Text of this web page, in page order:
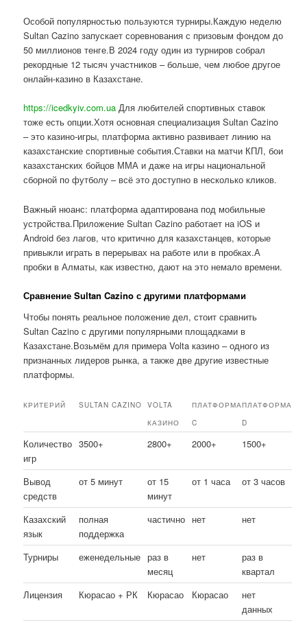
Особой популярностью пользуются турниры.Каждую неделю
Sultan Cazino запускает соревнования с призовым фондом до
50 миллионов тенге.В 2024 году один из турниров собрал
рекордные 12 тысяч участников – больше, чем любое другое
онлайн-казино в Казахстане.
https://icedkyiv.com.ua Для любителей спортивных ставок
тоже есть опции.Хотя основная специализация Sultan Cazino
– это казино-игры, платформа активно развивает линию на
казахстанские спортивные события.Ставки на матчи КПЛ, бои
казахстанских бойцов ММА и даже на игры национальной
сборной по футболу – всё это доступно в несколько кликов.
Важный нюанс: платформа адаптирована под мобильные
устройства.Приложение Sultan Cazino работает на iOS и
Android без лагов, что критично для казахстанцев, которые
привыкли играть в перерывах на работе или в пробках.А
пробки в Алматы, как известно, дают на это немало времени.
Сравнение Sultan Cazino с другими платформами
Чтобы понять реальное положение дел, стоит сравнить
Sultan Cazino с другими популярными площадками в
Казахстане.Возьмём для примера Volta казино – одного из
признанных лидеров рынка, а также две другие известные
платформы.
КРИТЕРИЙ SULTAN CAZINO
VOLTA
КАЗИНО
ПЛАТФОРМА
C
ПЛАТФОРМА
D
Количество
игр
3500+ 2800+ 2000+ 1500+
Вывод
средств
от 5 минут
от 15
минут
от 1 часа от 3 часов
Казахский
язык
полная
поддержка
частично нет нет
Турниры еженедельные раз в
месяц
нет
раз в
квартал
Лицензия
Кюрасао + РК Кюрасао Кюрасао
нет
данных